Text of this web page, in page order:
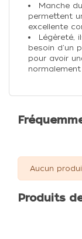
Manche
permettent
excellente
Légèreté,
besoin d'un
pour avoir
Aucun
Produits